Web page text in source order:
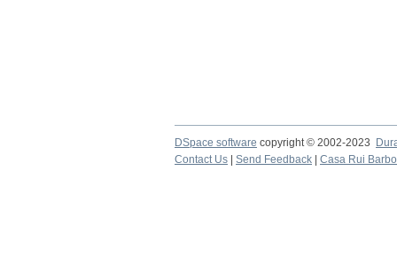
DSpace software copyright © 2002-2023
Contact Us
Send Feedback Casa Rui